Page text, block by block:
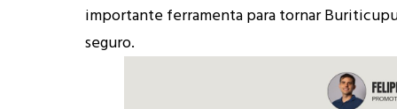
importante ferramenta para tornar
seguro.